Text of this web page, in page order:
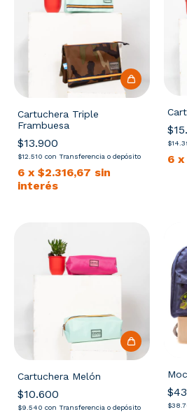
Cartuchera Triple
Frambuesa
$13.900
$12.510 con Transferencia o depósito
6 x $2.316,67 sin
interés
6 x
Cartuchera Melón
$10.600
$9.540 con Transferencia o depósito